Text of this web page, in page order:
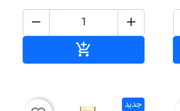



جدید